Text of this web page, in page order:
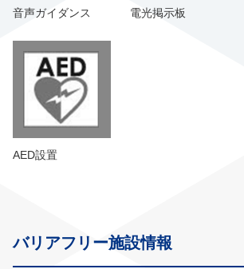
音声ガイダンス 電光掲示板
AED設置
バリアフリー施設情報